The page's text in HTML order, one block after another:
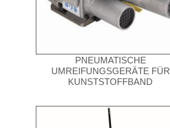
PNEUMATISCHE
UMREIFUNGSGERÄTE FÜR
KUNSTSTOFFBAND